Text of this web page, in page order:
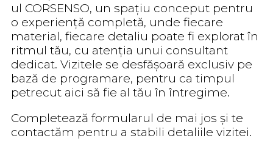
ul CORSENSO, un spațiu conceput pentru
o experiență completă, unde fiecare
material, fiecare detaliu poate fi explorat în
ritmul tău, cu atenția unui consultant
dedicat. Vizitele se desfășoară exclusiv pe
bază de programare, pentru ca timpul
petrecut aici să fie al tău în întregime.
Completează formularul de mai jos și te
contactăm pentru a stabili detaliile vizitei.